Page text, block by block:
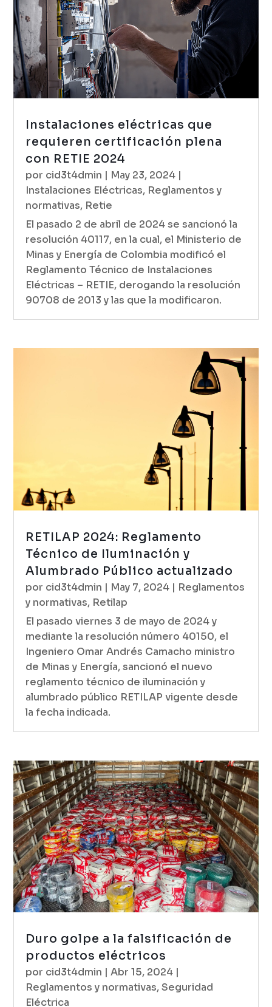
Instalaciones eléctricas que
requieren certificación plena
con RETIE 2024
por cid3t4dmin | May 23, 2024 |
Instalaciones Eléctricas, Reglamentos y
normativas, Retie
El pasado 2 de abril de 2024 se sancionó la
resolución 40117, en la cual, el Ministerio de
Minas y Energía de Colombia modificó el
Reglamento Técnico de Instalaciones
Eléctricas – RETIE, derogando la resolución
90708 de 2013 y las que la modificaron.
RETILAP 2024: Reglamento
Técnico de Iluminación y
Alumbrado Público actualizado
por cid3t4dmin | May 7, 2024 | Reglamentos
y normativas, Retilap
El pasado viernes 3 de mayo de 2024 y
mediante la resolución número 40150, el
Ingeniero Omar Andrés Camacho ministro
de Minas y Energía, sancionó el nuevo
reglamento técnico de iluminación y
alumbrado público RETILAP vigente desde
la fecha indicada.
Duro golpe a la falsificación de
productos eléctricos
por cid3t4dmin |Abr 15, 2024 |
Reglamentos y normativas,Seguridad
Eléctrica